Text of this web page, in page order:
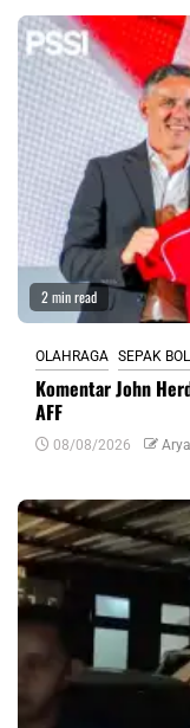
2 min read
OLAHRAGA SEPAK
Komentar John
AFF
08/08/2026